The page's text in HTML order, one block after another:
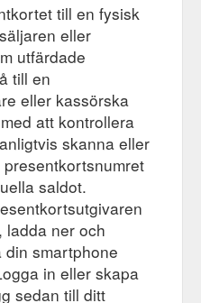
till en fysisk
eller
utfärdade
till en
eller kassörska
att kontrollera
skanna eller
saldot.
ladda ner och
smartphone
in eller skapa
sedan till ditt